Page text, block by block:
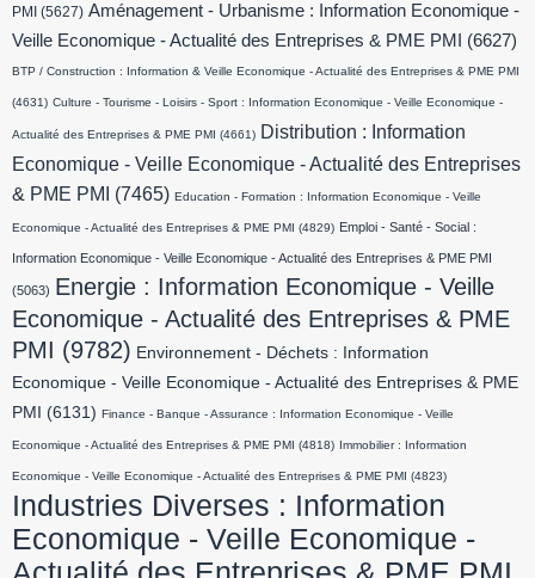
PMI (5627) Aménagement - Urbanisme : Information Economique -
Veille Economique - Actualité des Entreprises & PME PMI
(6627)
BTP / Construction : Information & Veille Economique - Actualité des Entreprises & PME PMI
(4631) Culture - Tourisme - Loisirs - Sport : Information Economique - Veille Economique -
Actualité des Entreprises & PME PMI (4661) Distribution : Information
Economique - Veille Economique - Actualité des Entreprises
& PME PMI
(7465) Education - Formation : Information Economique - Veille
Economique - Actualité des Entreprises & PME PMI (4829) Emploi - Santé - Social :
Information Economique - Veille Economique - Actualité des Entreprises & PME PMI
(5063) Energie : Information Economique - Veille
Economique - Actualité des Entreprises & PME
PMI (9782) Environnement - Déchets : Information
Economique - Veille Economique - Actualité des Entreprises & PME
PMI
(6131) Finance - Banque - Assurance : Information Economique - Veille
Economique - Actualité des Entreprises & PME PMI (4818) Immobilier : Information
Economique - Veille Economique - Actualité des Entreprises & PME PMI (4823)
Industries Diverses : Information
Economique - Veille Economique -